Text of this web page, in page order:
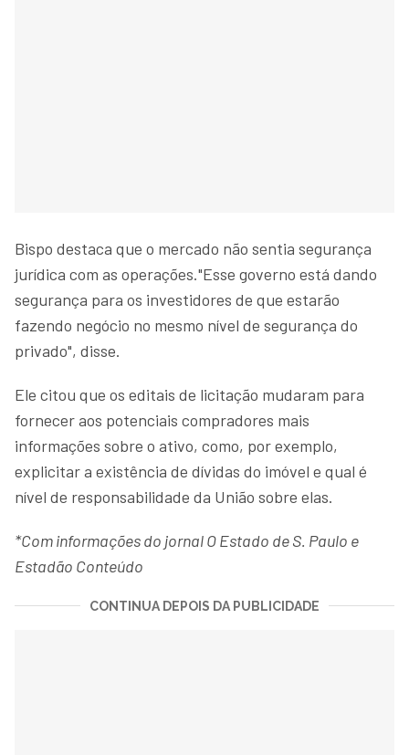
Bispo destaca que o mercado não sentia segurança
jurídica com as operações."Esse governo está dando
segurança para os investidores de que estarão
fazendo negócio no mesmo nível de segurança do
privado", disse.
Ele citou que os editais de licitação mudaram para
fornecer aos potenciais compradores mais
informações sobre o ativo, como, por exemplo,
explicitar a existência de dívidas do imóvel e qual é
nível de responsabilidade da União sobre elas.
*Com informações do jornal O Estado de S. Paulo e
Estadão Conteúdo
CONTINUA DEPOIS DA PUBLICIDADE